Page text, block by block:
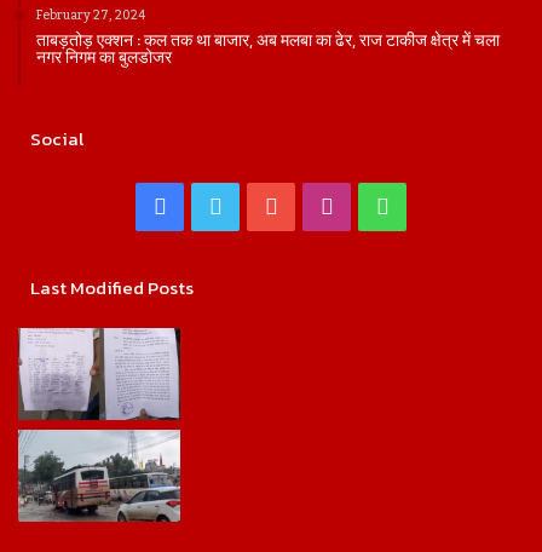
February 27, 2024
ताबड़तोड़ एक्शन : कल तक था बाजार, अब मलबा का ढेर, राज टाकीज क्षेत्र में चला
नगर निगम का बुलडोजर
Social
Facebook
Twitter YouTubeInstagram
Last Modified Posts